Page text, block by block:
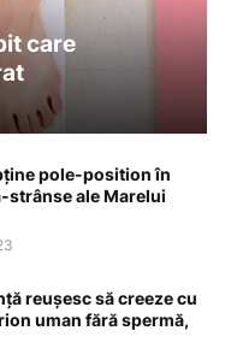
care
pole-position în
ale Marelui
reușesc să creeze cu
uman fără spermă,